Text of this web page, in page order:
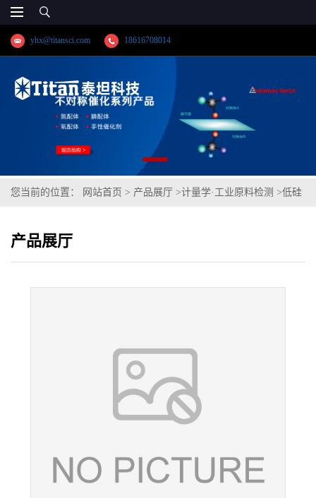
yhx@titansci.com 18616708014
您当前的位置： 网站首页 > 产品展厅 >计量学·工业原料检测 >低硅
产品展厅